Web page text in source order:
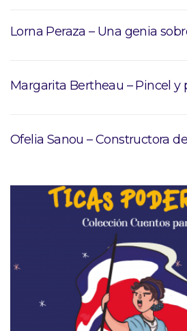
Lorna Peraza – Una genia
Margarita Bertheau – Pincel y
Ofelia Sanou – Constructora